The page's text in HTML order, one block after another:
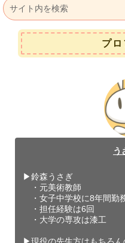
プ
う
▶︎鈴森うさぎ
・元美術教師
・女子中学校に8年間勤
・担任経験は6回
・大学の専攻は漆工
▶︎現役の先生方はもちろ